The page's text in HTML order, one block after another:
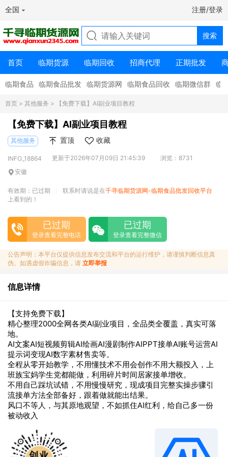
全国 注册/登录
首页 临期货源 临期回收 招商代理 正期批发
临期食品 临期食品批发 临期货源网 临期食品回收 临期微信群 临
首页 > 其他服务 > 【免费下载】AI副业项目教程
【免费下载】AI副业项目教程
其他服务 置顶 收藏
INFO_18864 更新于2026年07月09日 21:45:39
浏览：8731
安徽
有效期：已过期 联系时请说是在千寻临期货源网-临期食品批发回收平台
上看到的！
已过期
登录查看完整电话
已过期
登录查看完整微信
公告声明：本平台仅提供信息发布交流和平台的运行维护，请谨慎判断信息真
伪。如遇虚假诈骗信息，请 立即举报
信息详情
【支持免费下载】
精心整理2000全网各类AI副业项目，全品类全覆盖，真实可落
地。
AI文案AI短视频剪辑AI绘画AI漫剧制作AIPPT接单AI账号运营AI
提示词变现AI数字素材售卖等。
全程从零开始教学，不用懂技术不用会创作不用大额投入，上
班族宝妈学生党都能做，利用碎片时间居家接单增收。
不用自己踩坑试错，不用慢慢研究，现成项目完整实操步骤引
流接单方法全部备好，跟着做就能出结果。
风口不等人，与其原地观望，不如抓住AI红利，给自己多一份
被动收入